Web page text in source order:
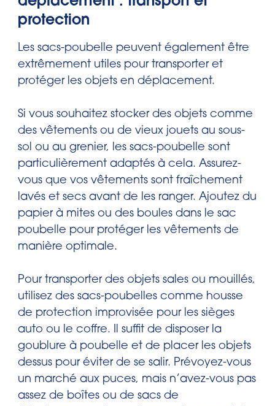
protection
Les sacs-poubelle peuvent également être
extrêmement utiles pour transporter et
protéger les objets en déplacement.
Si vous souhaitez stocker des objets comme
des vêtements ou de vieux jouets au sous-
sol ou au grenier, les sacs-poubelle sont
particulièrement adaptés à cela. Assurez-
vous que vos vêtements sont fraîchement
lavés et secs avant de les ranger. Ajoutez du
papier à mites ou des boules dans le sac
poubelle pour protéger les vêtements de
manière optimale.
Pour transporter des objets sales ou mouillés,
utilisez des sacs-poubelles comme housse
de protection improvisée pour les sièges
auto ou le coffre. Il suffit de disposer la
goublure à poubelle et de placer les objets
dessus pour éviter de se salir. Prévoyez-vous
un marché aux puces, mais n’avez-vous pas
assez de boîtes ou de sacs de